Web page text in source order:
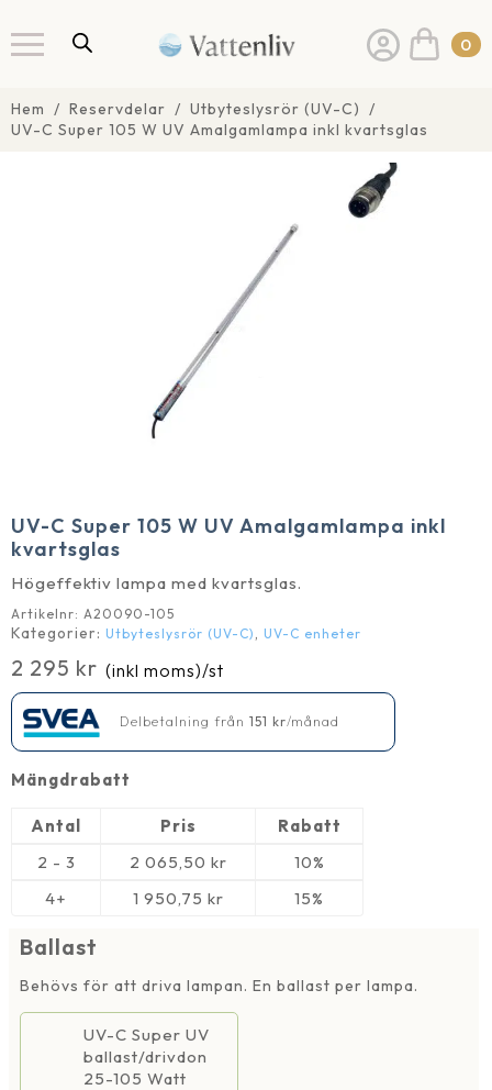
0
Hem Reservdelar
Utbyteslysrör (UV-C)
UV-C Super 105 W UV Amalgamlampa inkl kvartsglas
UV-C Super 105 W UV Amalgamlampa inkl
kvartsglas
Högeffektiv lampa med kvartsglas.
Artikelnr: A20090-105
Kategorier: Utbyteslysrör (UV-C) , UV-C enheter
2 295 kr (inkl moms)/st
Delbetalning från 151 kr/månad
Mängdrabatt
Antal Pris
Rabatt
2 - 3
2 065,50 kr
10%
4+
1 950,75 kr 15%
Ballast
Behövs för att driva lampan. En ballast per lampa.
UV-C Super UV
ballast/drivdon
25-105 Watt